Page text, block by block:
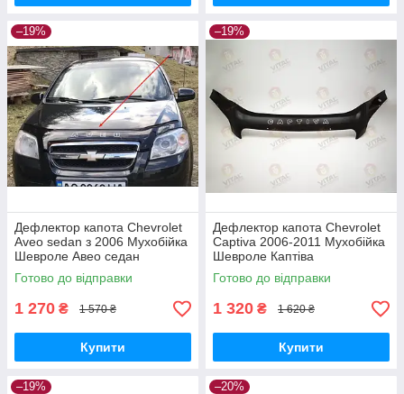
–19%
Дефлектор капота Chevrolet
Aveo sedan з 2006 Мухобійка
Шевроле Авео седан
Готово до відправки
1 270 ₴ 1 570 ₴
Купити
–19%
Дефлектор капота Chevrolet
Captiva 2006-2011 Мухобійка
Шевроле Каптіва
Готово до відправки
1 320 ₴ 1 620 ₴
Купити
–19% –20%